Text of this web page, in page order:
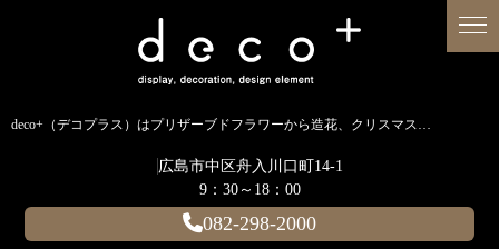
deco+（デコプラス）はプリザーブドフラワーから造花、クリスマス装飾、イルミネーションに至るまで扱う広島のディスプレイ専門ショップです。
広島市中区舟入川口町14-1
9：30～18：00
082-298-2000